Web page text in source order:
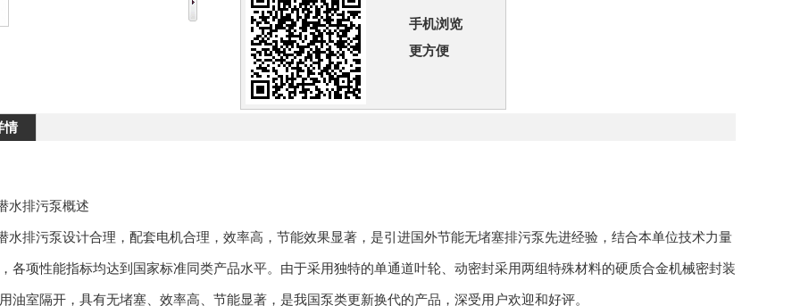
手机浏览
更方便
情
水排污泵概述
水排污泵设计合理，配套电机合理，效率高，节能效果显著，是引进国外节能无堵塞排污泵先进经验，结合本单位技术力量
各项性能指标均达到国家标准同类产品水平。由于采用独特的单通道叶轮、动密封采用两组特殊材料的硬质合金机械密封装
油室隔开，具有无堵塞、效率高 、节能显著，是我国泵类更新换代的产品，深受用户欢迎和好评。